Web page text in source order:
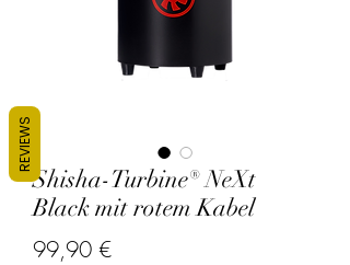
Shisha-Turbine® NeXt
Black mit rotem Kabel
99,90 €Precio
REVIEWS